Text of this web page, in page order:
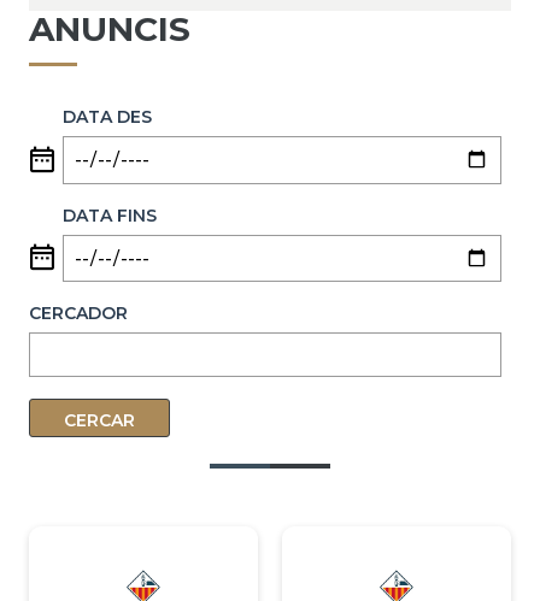
PERFIL
CONTRACTANT
ANUNCIS
ANUNCIS
DATA DES
DATA FINS
CERCADOR